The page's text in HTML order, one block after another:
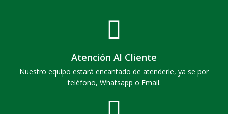
Atención Al Cliente
Nuestro equipo estará encantado de atenderle, ya se por
teléfono, Whatsapp o Email.